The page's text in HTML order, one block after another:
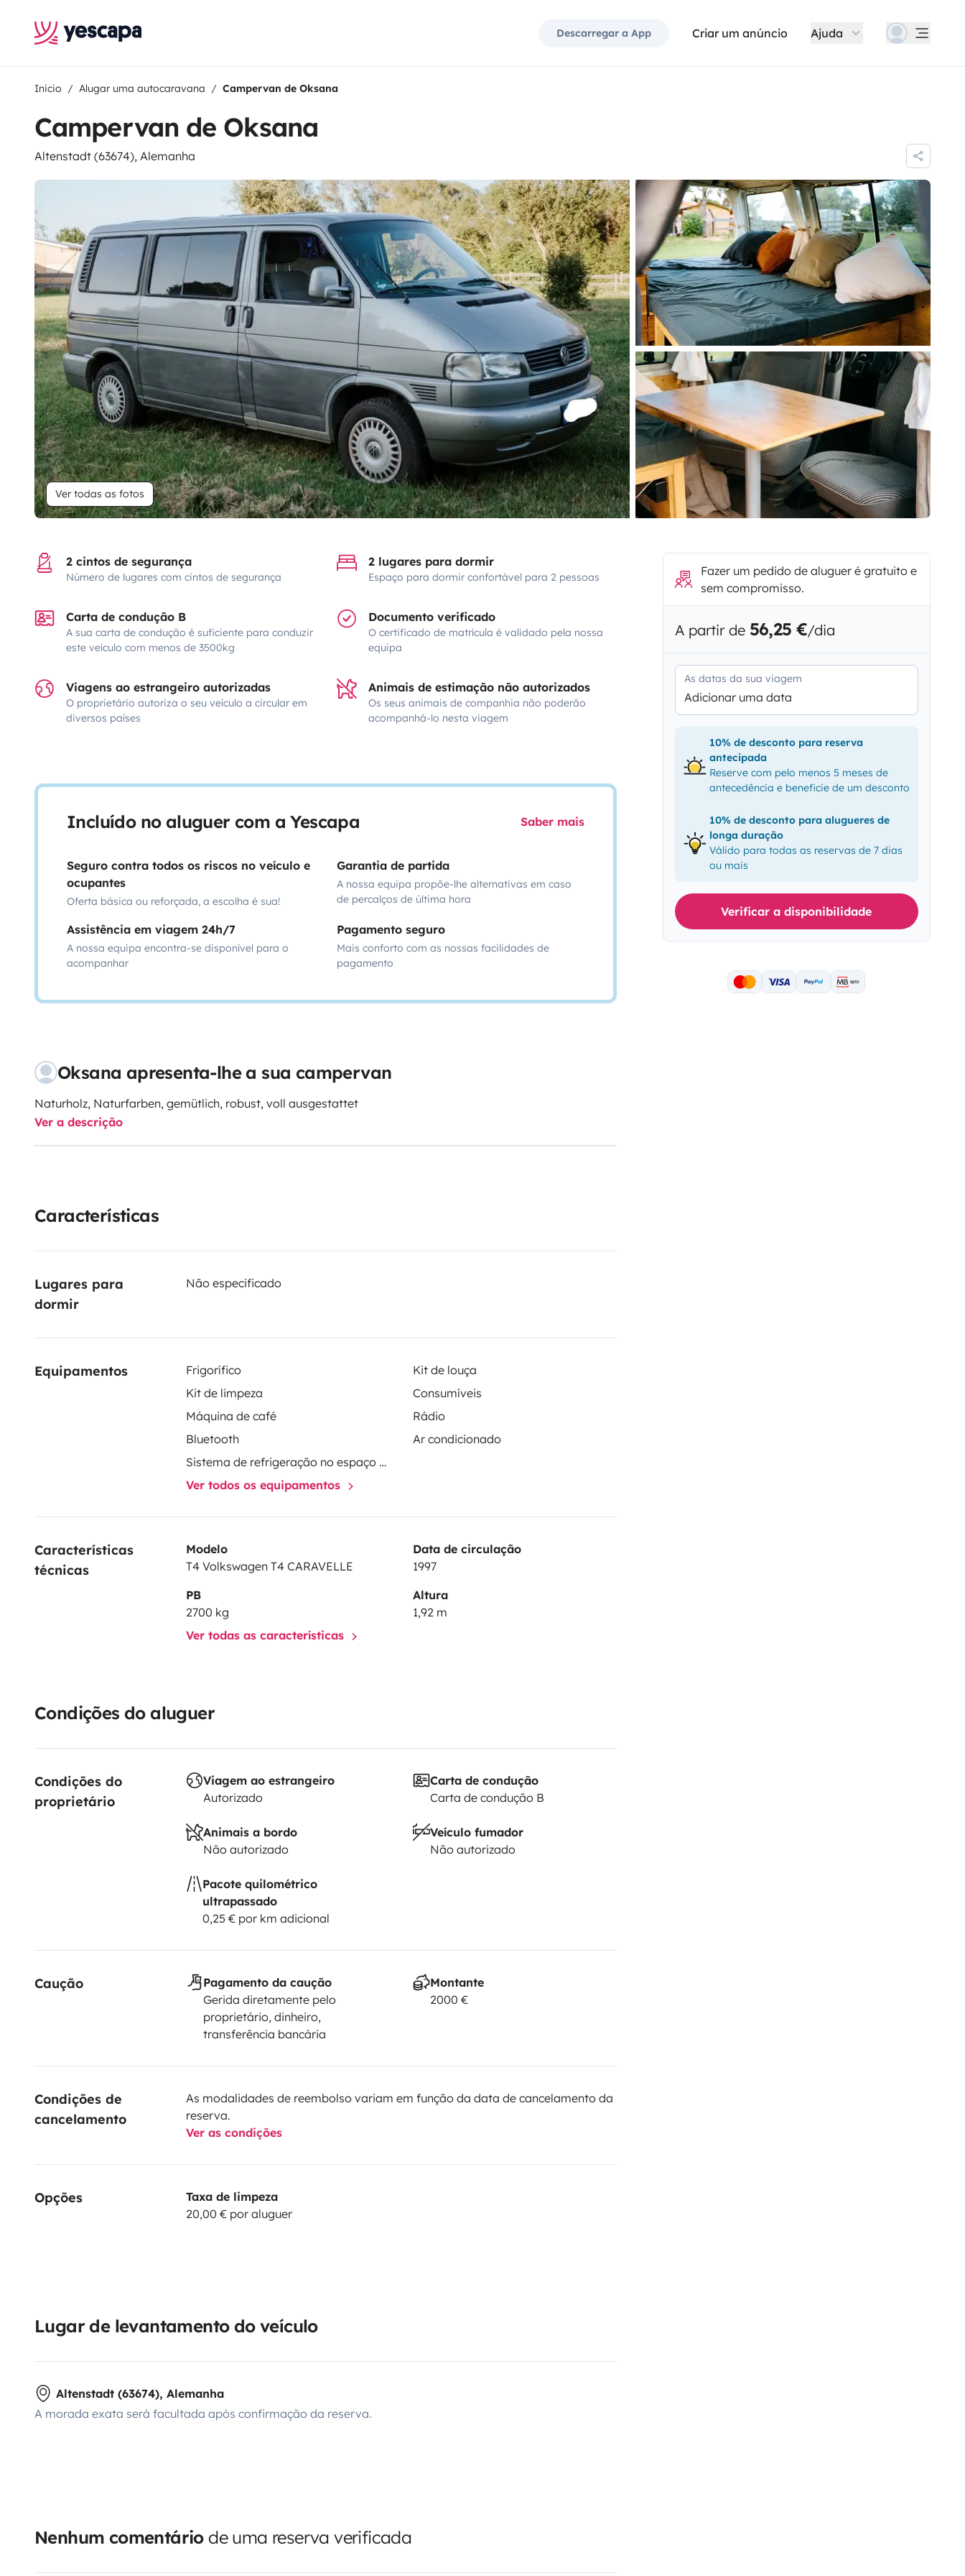
Descarregar a App Criar um anúncio Ajuda
Inicio Alugar uma autocaravana Campervan de Oksana
Campervan de Oksana
Altenstadt (63674), Alemanha
Ver todas as fotos
2 cintos de segurança
Número de lugares com cintos de segurança
2 lugares para dormir
Espaço para dormir confortável para 2 pessoas
Carta de condução B
A sua carta de condução é suficiente para conduzir
este veículo com menos de 3500kg
Documento verificado
O certificado de matrícula é validado pela nossa
equipa
Viagens ao estrangeiro autorizadas
O proprietário autoriza o seu veículo a circular em
diversos países
Animais de estimação não autorizados
Os seus animais de companhia não poderão
acompanhá-lo nesta viagem
Incluído no aluguer com a Yescapa Saber mais
Seguro contra todos os riscos no veículo e
ocupantes
Oferta básica ou reforçada, a escolha é sua!
Garantia de partida
A nossa equipa propõe-lhe alternativas em caso
de percalços de última hora
Assistência em viagem 24h/7
A nossa equipa encontra-se disponível para o
acompanhar
Pagamento seguro
Mais conforto com as nossas facilidades de
pagamento
Oksana apresenta-lhe a sua campervan
Naturholz, Naturfarben, gemütlich, robust, voll ausgestattet
Ver a descrição
Características
Lugares para
dormir
Não especificado
Equipamentos Frigorífico
Kit de louça
Kit de limpeza
Consumíveis
Máquina de café
Rádio
Bluetooth
Ar condicionado
Sistema de refrigeração no espaço habitacional
Ver todos os equipamentos
Características
técnicas
Modelo
T4 Volkswagen T4 CARAVELLE
Data de circulação
1997
PB
2700 kg
Altura
1,92 m
Ver todas as características
Condições do aluguer
Condições do
proprietário
Viagem ao estrangeiro
Autorizado
Carta de condução
Carta de condução B
Animais a bordo
Não autorizado
Veículo fumador
Não autorizado
Pacote quilométrico
ultrapassado
0,25 € por km adicional
Caução
Pagamento da caução
Gerida diretamente pelo
proprietário, dinheiro,
transferência bancária
Montante
2000 €
Condições de
cancelamento
As modalidades de reembolso variam em função da data de cancelamento da
reserva.
Ver as condições
Opções
Taxa de limpeza
20,00 € por aluguer
Lugar de levantamento do veículo
Altenstadt (63674), Alemanha
A morada exata será facultada após confirmação da reserva.
Nenhum comentáriode uma reserva verificada
Fazer um pedido de aluguer é gratuito e
sem compromisso.
A partir de 56,25 €/dia
As datas da sua viagem
Adicionar uma data
10% de desconto para reserva
antecipada
Reserve com pelo menos 5 meses de
antecedência e beneficie de um desconto
10% de desconto para alugueres de
longa duração
Válido para todas as reservas de 7 dias
ou mais
Verificar a disponibilidade